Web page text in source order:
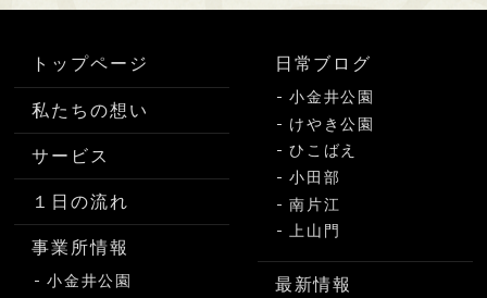
トップページ
私たちの想い
サービス
１日の流れ
事業所情報
小金井公園
日常ブログ
小金井公園
けやき公園
ひこばえ
小田部
南片江
上山門
最新情報